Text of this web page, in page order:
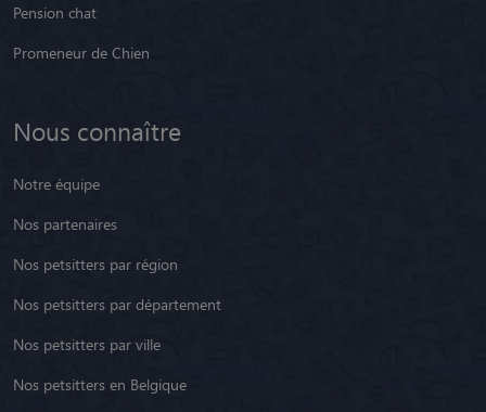
Pension chat
Promeneur de Chien
Nous connaître
Notre équipe
Nos partenaires
Nos petsitters par région
Nos petsitters par département
Nos petsitters par ville
Nos petsitters en Belgique